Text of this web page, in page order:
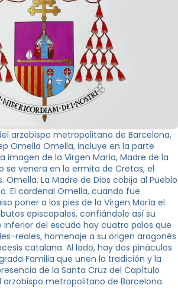
arzobispo metropolitano de Barcelona,
Omella Omella, incluye en la parte
imagen de la Virgen María, Madre de la
se venera en la ermita de Cretas, el
Omella. La Madre de Dios cobija al Pueblo
El cardenal Omella, cuando fue
poner a los pies de la Virgen María el
episcopales, confiándole así su
inferior del escudo hay cuatro palos que
reales, homenaje a su origen aragonés
catalana. Al lado, hay dos pináculos
Familia que unen la tradición y la
de la Santa Cruz del Capítulo
metropolitano de Barcelona.